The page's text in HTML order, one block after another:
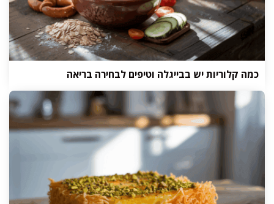
כמה קלוריות יש בבייגלה וטיפים לבחירה בריאה